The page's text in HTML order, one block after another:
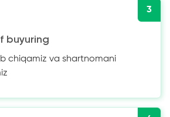
3
buyuring
chiqamiz va shartnomani